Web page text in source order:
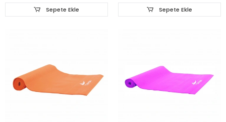
Sepete Ekle Sepete Ekle